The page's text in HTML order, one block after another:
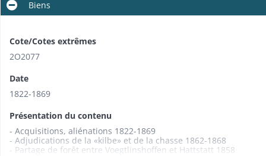
Biens
Cote/Cotes extrêmes
2O2077
Date
1822-1869
Présentation du contenu
- Acquisitions, aliénations 1822-1869
- Adjudications de la «kilbe» et de la chasse 1862-1868
- Partage de forêt entre Voegtlinshoffen et Hattstatt 1858